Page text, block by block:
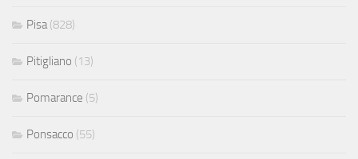
Pisa (828)
Pitigliano (13)
Pomarance (5)
Ponsacco (55)